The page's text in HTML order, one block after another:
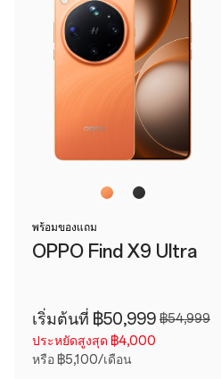
พร้อมของแถม
OPPO Find X9 Ultra
เริ่มต้นที่ ฿50,999 ฿54,999
ประหยัดสูงสุด ฿4,000
หรือ ฿5,100/เดือน